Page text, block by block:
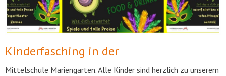
Kinderfasching in der
Mittelschule Mariengarten. Alle Kinder sind herzlich zu unserem